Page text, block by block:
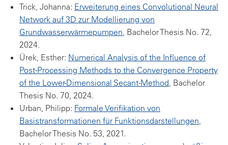
Trick, Johanna: Erweiterung eines Convolutional Neural
Network auf 3D zur Modellierung von
Grundwasserwärmepumpen, Bachelor Thesis No. 72,
2024.
Ürek, Esther: Numerical Analysis of the Influence of
Post-Processing Methods to the Convergence Property
of the Lower-Dimensional Secant-Method, Bachelor
Thesis No. 70, 2024.
Urban, Philipp: Formale Verifikation von
Basistransformationen für Funktionsdarstellungen,
Bachelor Thesis No. 53, 2021.